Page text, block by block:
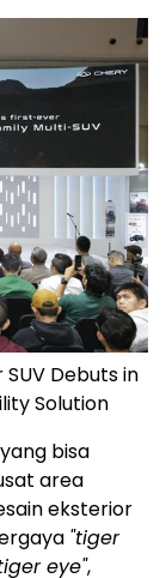
Debuts in
Solution
bisa
area
eksterior
"tiger
eye",